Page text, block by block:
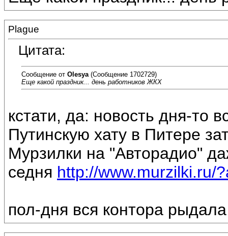
Plague
Цитата:
Сообщение от Olesya (Сообщение 1702729)
Еще какой праздник... день работников ЖКХ
кстати, да: новость дня-то
Путинскую хату в Питере
Мурзилки на "Авторадио"
седня http://www.murzilki.ru/
пол-дня вся контора